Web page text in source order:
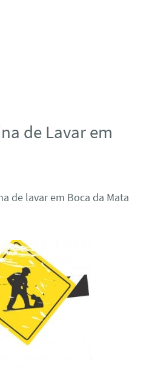
de Lavar em
de lavar em Boca da Mata